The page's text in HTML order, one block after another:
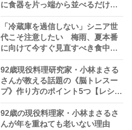
に食器を片っ端から並べるだけ―
困った息子の対処法とものがない
現在の台所の意味
「冷蔵庫を過信しない」シニア世
代こそ注意したい 梅雨、夏本番
に向けて今すぐ見直すべき食中毒
対策を家事アドバイザーが指南
92歳現役料理研究家・小林まさる
さんが教える話題の《脳トレスー
プ》作り方のポイント5つ【レシピ
公開】
92歳の現役料理家・小林まさるさ
んが年を重ねても老いない理由